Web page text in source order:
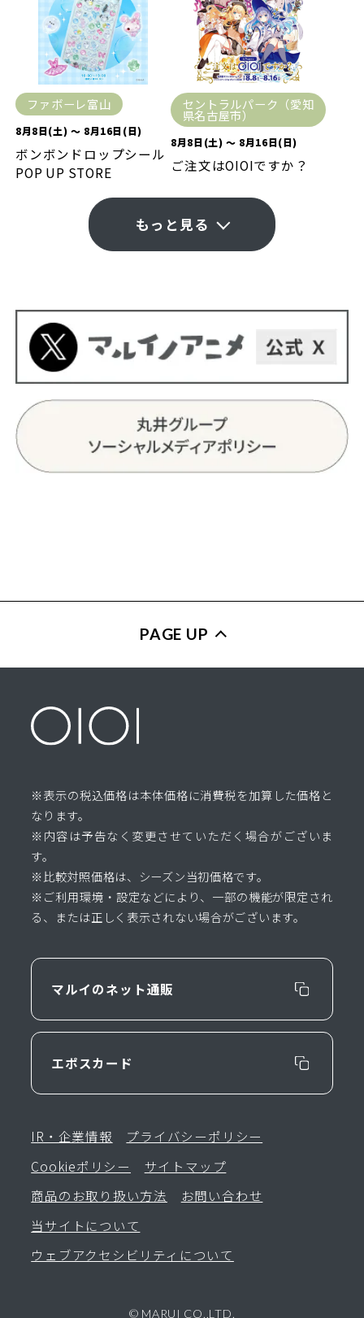
ファボーレ富山
8月8日(土) ～ 8月16日(日)
ボンボンドロップシール
POP UP STORE
セントラルパーク（愛知
県名古屋市）
8月8日(土) ～ 8月16日(日)
ご注文はOIOIですか？
もっと見る
PAGE UP
※表示の税込価格は本体価格に消費税を加算した価格と
なります。
※内容は予告なく変更させていただく場合がございま
す。
※比較対照価格は、シーズン当初価格です。
※ご利用環境・設定などにより、一部の機能が限定され
る、または正しく表示されない場合がございます。
マルイのネット通販
エポスカード
IR・企業情報
プライバシーポリシー
Cookieポリシー
サイトマップ
商品のお取り扱い方法
お問い合わせ
当サイトについて
ウェブアクセシビリティについて
© MARUI CO.,LTD.